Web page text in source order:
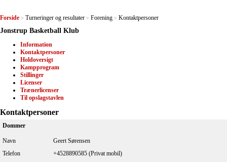
Forside > Turneringer og resultater > Forening > Kontaktpersoner
Jonstrup Basketball Klub
Information
Kontaktpersoner
Holdoversigt
Kampprogram
Stillinger
Licenser
Trænerlicenser
Til opslagstavlen
Kontaktpersoner
Dommer
Navn
Geert Sørensen
Telefon
+4528890585 (Privat mobil)